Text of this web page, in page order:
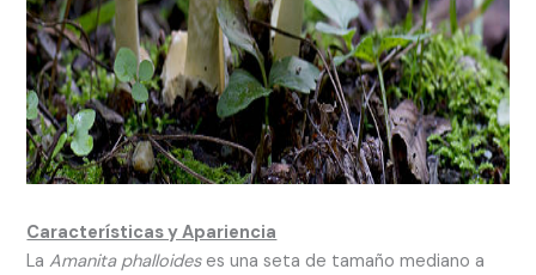
Características y Apariencia
LaAmanita phalloideses una seta de tamaño mediano a